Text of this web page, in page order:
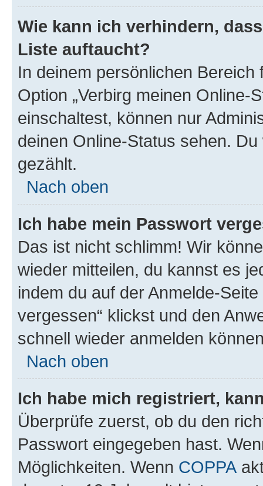
Wie kann ich verhindern,
Liste auftaucht?
In deinem persönlichen
Option „Verbirg meinen Online-
einschaltest, können nur
deinen Online-Status sehen.
gezählt.
Nach oben
Ich habe mein Passwort
Das ist nicht schlimm! Wir
wieder mitteilen, du kannst es
indem du auf der Anmelde-
vergessen“ klickst und den
schnell wieder anmelden
Nach oben
Ich habe mich registriert,
Überprüfe zuerst, ob du den
Passwort eingegeben hast.
Möglichkeiten. Wenn COPPA